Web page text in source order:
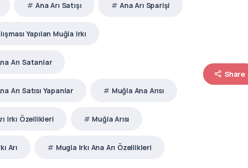
Ana Arı Satışı Ana Arı Sparişi
Yapılan Muğla Irkı
Arı Satanlar
Arı Satısı Yapanlar Muğla Ana Arısı
Irkı Özellikleri Muğla Arısı
Arı Mugla Irkı Ana Arı Özellikleri
Share